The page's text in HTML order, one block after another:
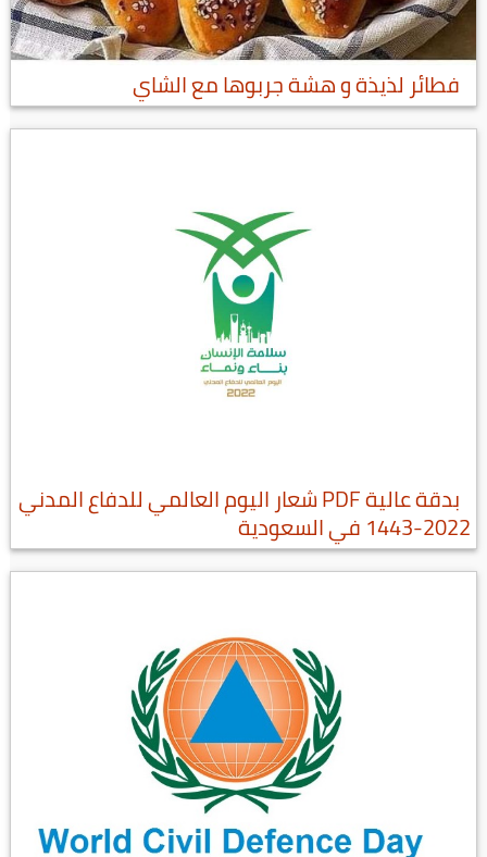
فطائر لذيذة و هشة جربوها مع الشاي
بدقة عالية PDF شعار اليوم العالمي للدفاع المدني
2022-1443 في السعودية